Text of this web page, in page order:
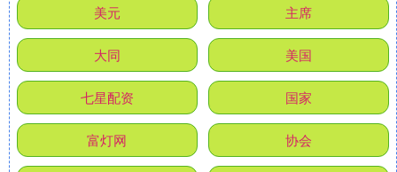
美元 主席
大同 美国
七星配资 国家
富灯网 协会